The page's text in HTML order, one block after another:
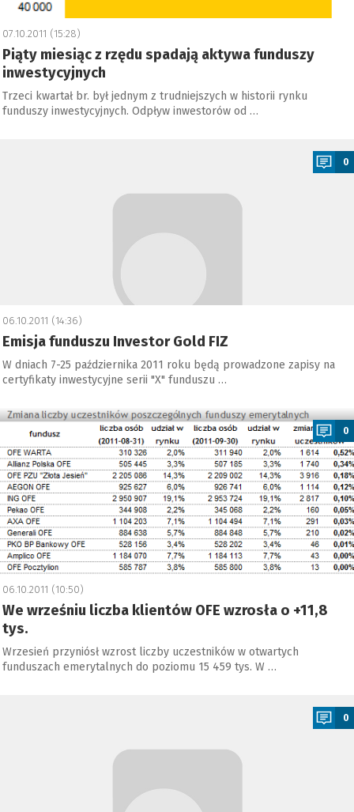
07.10.2011 (15:28)
Piąty miesiąc z rzędu spadają aktywa funduszy
inwestycyjnych
Trzeci kwartał br. był jednym z trudniejszych w historii rynku
funduszy inwestycyjnych. Odpływ inwestorów od …
0
06.10.2011 (14:36)
Emisja funduszu Investor Gold FIZ
W dniach 7-25 października 2011 roku będą prowadzone zapisy na
certyfikaty inwestycyjne serii "X" funduszu …
0
06.10.2011 (10:50)
We wrześniu liczba klientów OFE wzrosła o +11,8
tys.
Wrzesień przyniósł wzrost liczby uczestników w otwartych
funduszach emerytalnych do poziomu 15 459 tys. W …
0